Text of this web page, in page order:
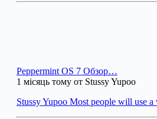
Peppermint OS 7 Обзор…
1 місяць тому от Stussy Yupoo
Stussy Yupoo Most people will use